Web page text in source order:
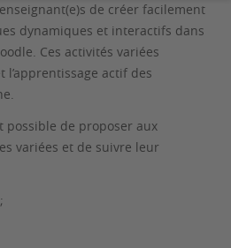
de créer facilement
dynamiques et interactifs dans
Ces activités variées
l’apprentissage actif des
possible de proposer aux
variées et de suivre leur